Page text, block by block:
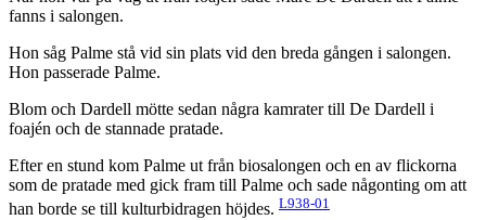
fanns i salongen.
Hon såg Palme stå vid sin plats vid den breda gången i salongen.
Hon passerade Palme.
Blom och Dardell mötte sedan några kamrater till De Dardell i
foajén och de stannade pratade.
Efter en stund kom Palme ut från biosalongen och en av flickorna
som de pratade med gick fram till Palme och sade någonting om att
han borde se till kulturbidragen höjdes. L938-01